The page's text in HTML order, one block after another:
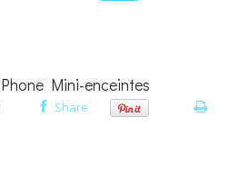
Mini-enceintes
Share